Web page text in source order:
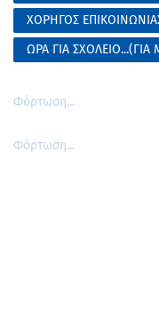
ΧΟΡΗΓΟΣ
ΩΡΑ ΓΙΑ
Φόρτωση...
Φόρτωση...